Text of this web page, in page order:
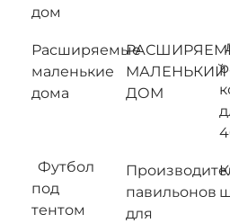
дом
Расширяемые
маленькие
дома
МАЛЕНЬКИЙ
ДОМ
Футбол
под
тентом
павильонов
для